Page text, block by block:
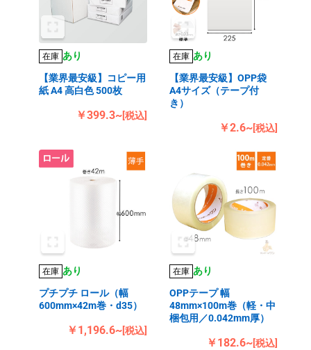
在庫 あり
【業界最安級】コピー用
紙 A4 高白色 500枚
￥399.3~[税込]
在庫 あり
【業界最安級】OPP袋
A4サイズ（テープ付
き）
￥2.6~[税込]
在庫 あり
プチプチ ロール（幅
600mm×42m巻・d35）
￥1,196.6~[税込]
在庫 あり
OPPテープ 幅
48mm×100m巻（軽・中
梱包用／0.042mm厚）
￥182.6~[税込]